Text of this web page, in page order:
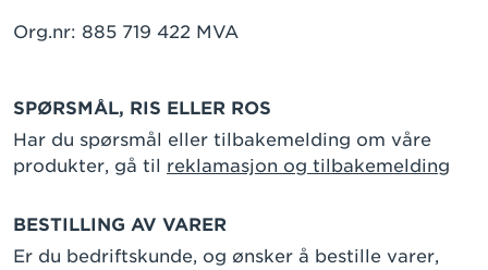
Org.nr: 885 719 422 MVA
SPØRSMÅL, RIS ELLER ROS
Har du spørsmål eller tilbakemelding om våre
produkter, gå til reklamasjon og tilbakemelding
BESTILLING AV VARER
Er du bedriftskunde, og ønsker å bestille varer,